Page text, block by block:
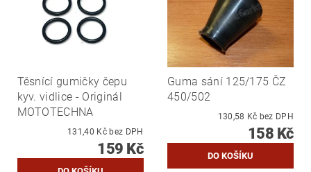
Těsnící gumičky čepu
kyv. vidlice - Originál
MOTOTECHNA
131,40 Kč bez DPH
159 Kč
Guma sání 125/175 ČZ
450/502
130,58 Kč bez DPH
158 Kč